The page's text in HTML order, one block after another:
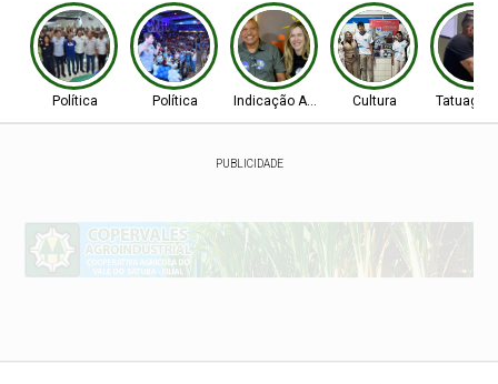
Política Política Indicação AprovadaCultura
PUBLICIDADE